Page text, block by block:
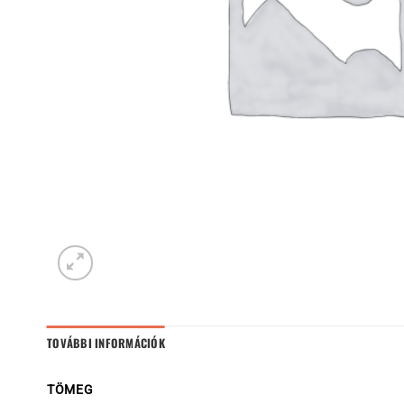
TOVÁBBI INFORMÁCIÓK
TÖMEG